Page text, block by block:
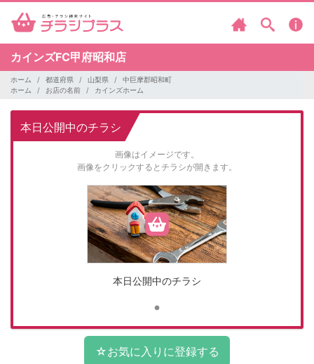
カインズFC甲府昭和店
ホーム 都道府県 山梨県
中巨摩郡昭和町
ホーム
お店の名前 カインズホーム
本日公開中のチラシ
画像はイメージです。
画像をクリックするとチラシが開きます。
本日公開中のチラシ